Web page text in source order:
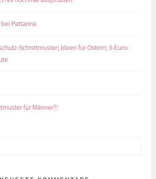
Pattarina
Schnittmuster; Ideen für Ostern; 3-Euro-
für Männer?!